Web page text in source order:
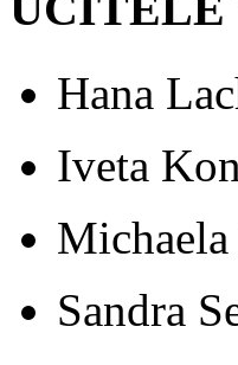
Hana
Iveta
Sandra